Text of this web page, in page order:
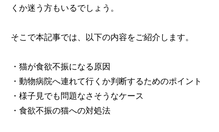
くか迷う方もいるでしょう。
そこで本記事では、以下の内容をご紹介します。
・猫が食欲不振になる原因
・動物病院へ連れて行くか判断するためのポイント
・様子見でも問題なさそうなケース
・食欲不振の猫への対処法